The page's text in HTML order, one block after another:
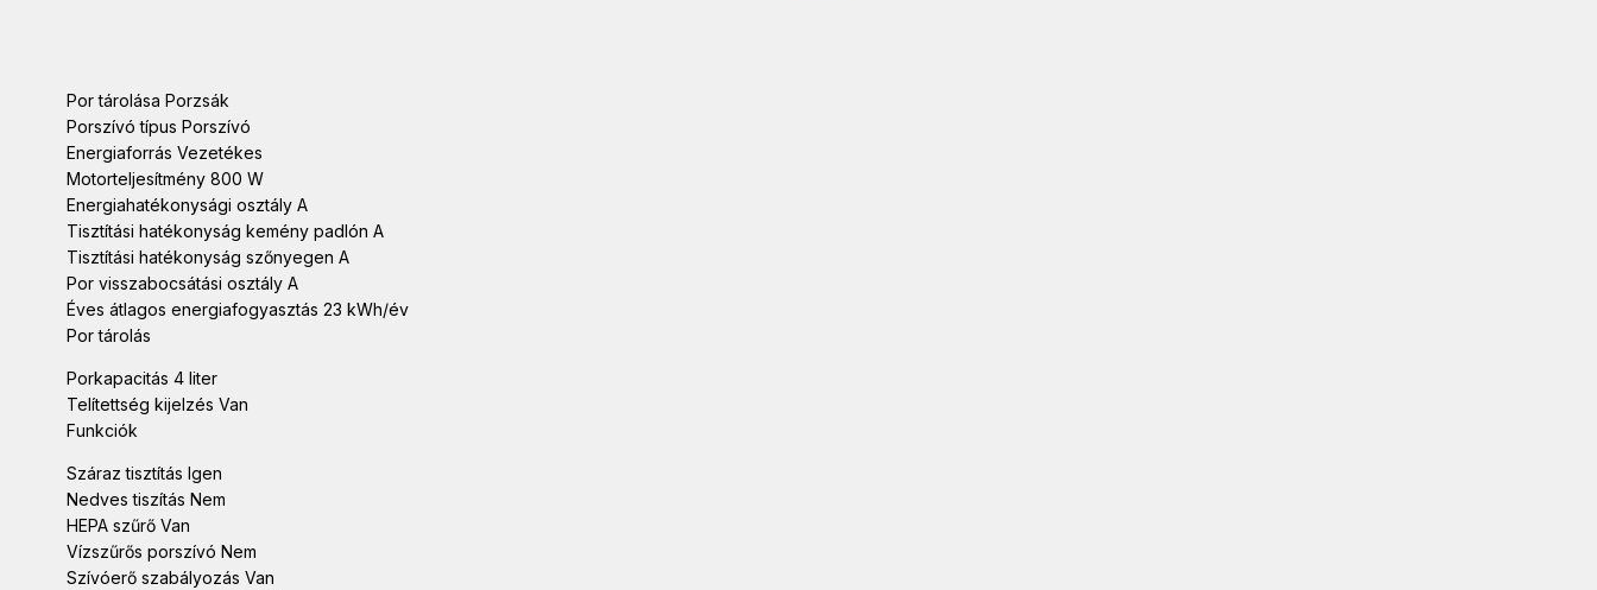
Por tárolása Porzsák
Porszívó típus Porszívó
Energiaforrás Vezetékes
Motorteljesítmény 800 W
Energiahatékonysági osztály A
Tisztítási hatékonyság kemény padlón A
Tisztítási hatékonyság szőnyegen A
Por visszabocsátási osztály A
Éves átlagos energiafogyasztás 23 kWh/év
Por tárolás
Porkapacitás 4 liter
Telítettség kijelzés Van
Funkciók
Száraz tisztítás Igen
Nedves tiszítás Nem
HEPA szűrő Van
Vízszűrős porszívó Nem
Szívóerő szabályozás Van